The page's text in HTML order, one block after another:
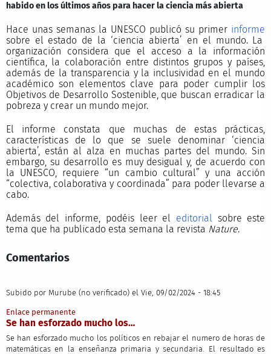
habido en los últimos años para hacer la ciencia más abierta
Hace unas semanas la UNESCO publicó su primer informe
sobre el estado de la ‘ciencia abierta’ en el mundo. La
organización considera que el acceso a la información
científica, la colaboración entre distintos grupos y países,
además de la transparencia y la inclusividad en el mundo
académico son elementos clave para poder cumplir los
Objetivos de Desarrollo Sostenible, que buscan erradicar la
pobreza y crear un mundo mejor.
El informe constata que muchas de estas prácticas,
características de lo que se suele denominar ‘ciencia
abierta’, están al alza en muchas partes del mundo. Sin
embargo, su desarrollo es muy desigual y, de acuerdo con
la UNESCO, requiere “un cambio cultural” y una acción
“colectiva, colaborativa y coordinada” para poder llevarse a
cabo.
Además del informe, podéis leer el editorial sobre este
tema que ha publicado esta semana la revista Nature.
Comentarios
Subido por Murube (no verificado) el Vie, 09/02/2024 - 18:45
Enlace permanente
Se han esforzado mucho los…
Se han esforzado mucho los políticos en rebajar el numero de horas de
matemáticas en la enseñanza primaria y secundaria. El resultado es